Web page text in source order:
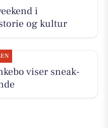
i
og kultur
viser sneak-